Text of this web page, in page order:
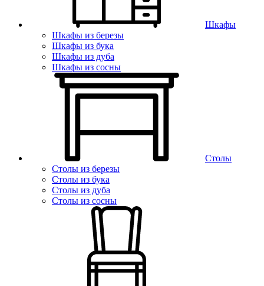
Шкафы
Шкафы из березы
Шкафы из бука
Шкафы из дуба
Шкафы из сосны
Столы
Столы из березы
Столы из бука
Столы из дуба
Столы из сосны